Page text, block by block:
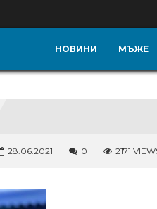
НОВИНИ МЪЖЕ
28.06.2021 0 2171